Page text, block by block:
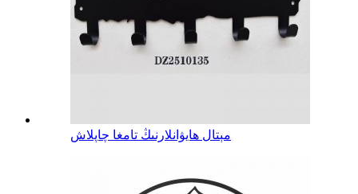
مېتال ھايۋانلارنىڭ تامغا چاپلاش